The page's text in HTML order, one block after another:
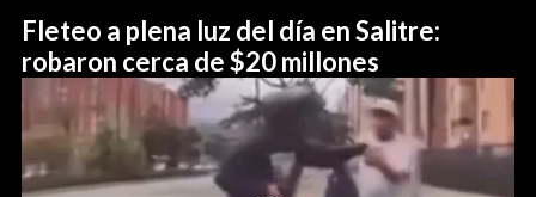
Fleteo a plena luz del día en Salitre:
robaron cerca de $20 millones